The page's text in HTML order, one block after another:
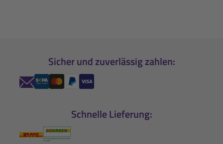
Sicher und zuverlässig zahlen:
Schnelle Lieferung: